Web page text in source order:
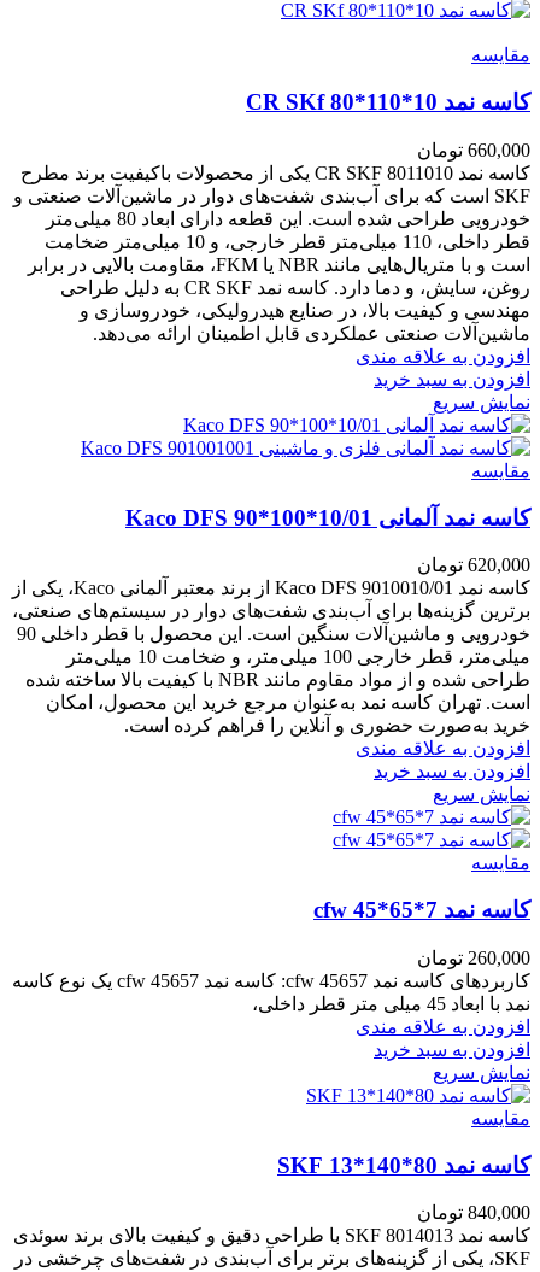
مقايسه
کاسه نمد CR SKf 80*110*10
660,000 تومان
کاسه نمد CR SKF 8011010 یکی از محصولات باکیفیت برند مطرح
SKF است که برای آب‌بندی شفت‌های دوار در ماشین‌آلات صنعتی و
خودرویی طراحی شده است. این قطعه دارای ابعاد 80 میلی‌متر
قطر داخلی، 110 میلی‌متر قطر خارجی، و 10 میلی‌متر ضخامت
است و با متریال‌هایی مانند NBR یا FKM، مقاومت بالایی در برابر
روغن، سایش، و دما دارد. کاسه نمد CR SKF به دلیل طراحی
مهندسی و کیفیت بالا، در صنایع هیدرولیکی، خودروسازی و
ماشین‌آلات صنعتی عملکردی قابل اطمینان ارائه می‌دهد.
افزودن به علاقه مندی
افزودن به سبد خرید
نمایش سریع
مقايسه
کاسه نمد آلمانی Kaco DFS 90*100*10/01
620,000 تومان
کاسه نمد Kaco DFS 9010010/01 از برند معتبر آلمانی Kaco، یکی از
برترین گزینه‌ها برای آب‌بندی شفت‌های دوار در سیستم‌های صنعتی،
خودرویی و ماشین‌آلات سنگین است. این محصول با قطر داخلی 90
میلی‌متر، قطر خارجی 100 میلی‌متر، و ضخامت 10 میلی‌متر
طراحی شده و از مواد مقاوم مانند NBR با کیفیت بالا ساخته شده
است. تهران کاسه نمد به‌عنوان مرجع خرید این محصول، امکان
خرید به‌صورت حضوری و آنلاین را فراهم کرده است.
افزودن به علاقه مندی
افزودن به سبد خرید
نمایش سریع
مقايسه
کاسه نمد cfw 45*65*7
260,000 تومان
کاربردهای کاسه نمد cfw 45657: کاسه نمد cfw 45657 یک نوع کاسه
نمد با ابعاد 45 میلی متر قطر داخلی،
افزودن به علاقه مندی
افزودن به سبد خرید
نمایش سریع
مقايسه
کاسه نمد 80*140*13 SKF
840,000 تومان
کاسه نمد 8014013 SKF با طراحی دقیق و کیفیت بالای برند سوئدی
SKF، یکی از گزینه‌های برتر برای آب‌بندی در شفت‌های چرخشی در